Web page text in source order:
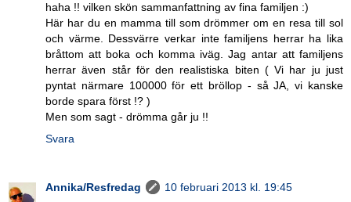
haha !! vilken skön sammanfattning av fina familjen :)
Här har du en mamma till som drömmer om en resa till sol
och värme. Dessvärre verkar inte familjens herrar ha lika
bråttom att boka och komma iväg. Jag antar att familjens
herrar även står för den realistiska biten ( Vi har ju just
pyntat närmare 100000 för ett bröllop - så JA, vi kanske
borde spara först !? )
Men som sagt - drömma går ju !!
Svara
Annika/Resfredag
10 februari 2013 kl. 19:45